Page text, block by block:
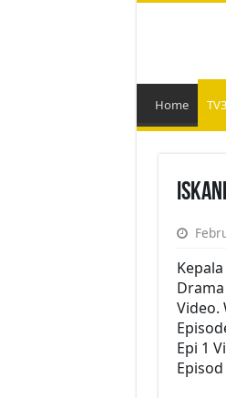
Home TV3
Kepala
Video.
Epi 1